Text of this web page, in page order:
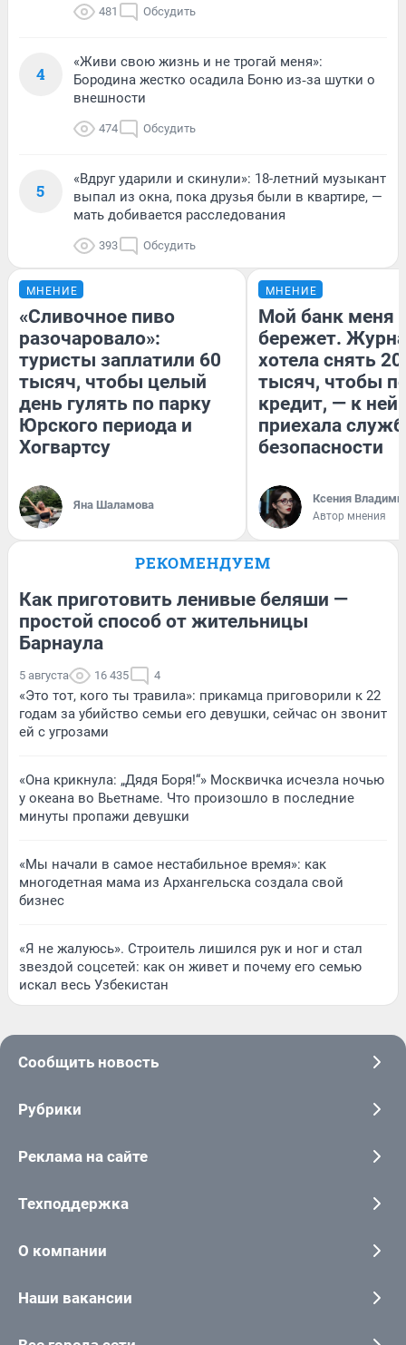
481 Обсудить
4
«Живи свою жизнь и не трогай меня»:
Бородина жестко осадила Боню из‑за шутки о
внешности
474 Обсудить
5
«Вдруг ударили и скинули»: 18-летний музыкант
выпал из окна, пока друзья были в квартире, —
мать добивается расследования
393 Обсудить
МНЕНИЕ
«Сливочное пиво
разочаровало»:
туристы заплатили 60
тысяч, чтобы целый
день гулять по парку
Юрского периода и
Хогвартсу
Яна Шаламова
МНЕНИЕ
Мой банк меня
бережет.
хотела снять
тысяч, чтобы
кредит, — к
приехала
безопасности
Ксения
Автор мнения
РЕКОМЕНДУЕМ
Как приготовить ленивые беляши —
простой способ от жительницы
Барнаула
5 августа 16 435 4
«Это тот, кого ты травила»: прикамца приговорили к 22
годам за убийство семьи его девушки, сейчас он звонит
ей с угрозами
«Она крикнула: „Дядя Боря!“» Москвичка исчезла ночью
у океана во Вьетнаме. Что произошло в последние
минуты пропажи девушки
«Мы начали в самое нестабильное время»: как
многодетная мама из Архангельска создала свой
бизнес
«Я не жалуюсь». Строитель лишился рук и ног и стал
звездой соцсетей: как он живет и почему его семью
искал весь Узбекистан
Сообщить новость
Рубрики
Реклама на сайте
Техподдержка
О компании
Наши вакансии